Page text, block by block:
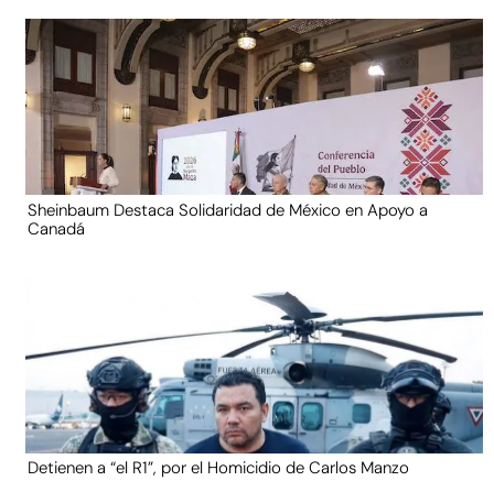
Sheinbaum Destaca Solidaridad de México en Apoyo a
Canadá
Detienen a “el R1”, por el Homicidio de Carlos Manzo